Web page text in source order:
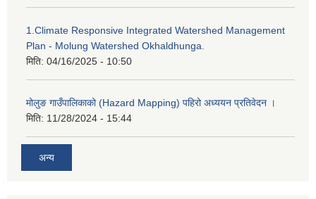
1.Climate Responsive Integrated Watershed Management
Plan - Molung Watershed Okhaldhunga.
मिति: 04/16/2025 - 10:50
मोलुङ गाउँपालिकाको (Hazard Mapping) पहिरो अध्ययन प्रतिवेदन ।
मिति: 11/28/2024 - 15:44
अन्य